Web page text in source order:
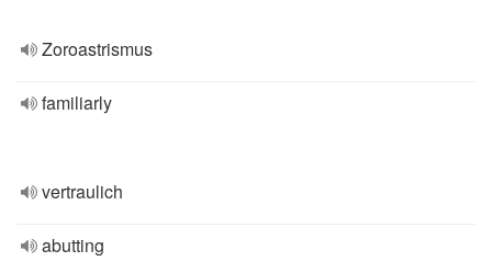
Zoroastrismus
familiarly
vertraulich
abutting